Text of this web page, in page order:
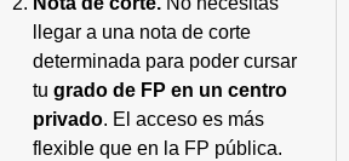
llegar a una nota de corte
determinada para poder cursar
tu grado de FP en un centro
privado. El acceso es más
flexible que en la FP pública.